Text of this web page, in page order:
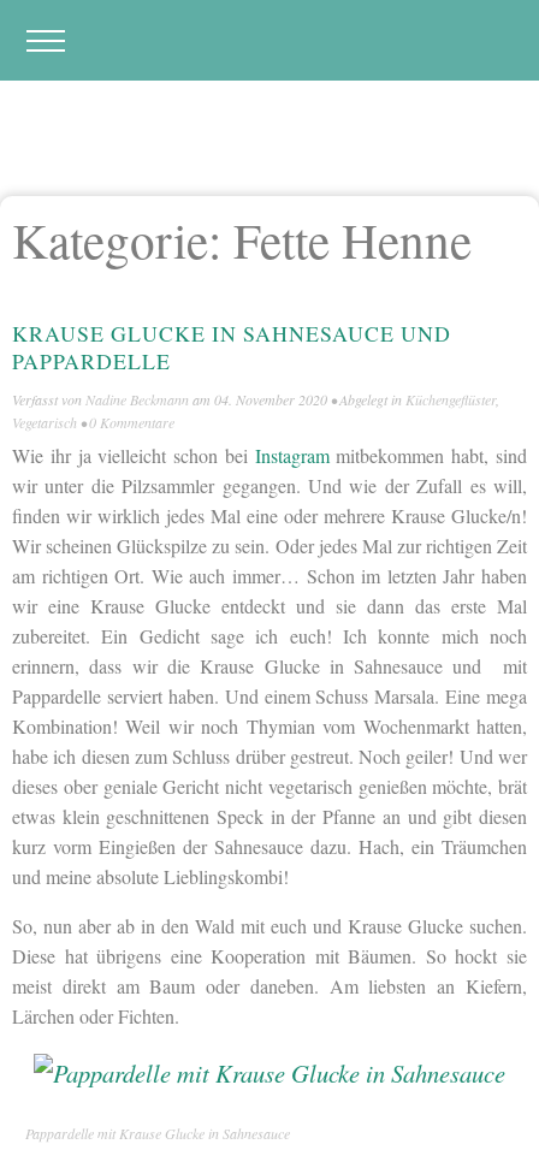
Kategorie: Fette Henne
KRAUSE GLUCKE IN SAHNESAUCE UND
PAPPARDELLE
Verfasst von Nadine Beckmann am 04. November 2020 • Abgelegt in Küchengeflüster,
Vegetarisch •0 Kommentare
Wie ihr ja vielleicht schon bei Instagrammitbekommen habt, sind
wir unter die Pilzsammler gegangen. Und wie der Zufall es will,
finden wir wirklich jedes Mal eine oder mehrere Krause Glucke/n!
Wir scheinen Glückspilze zu sein. Oder jedes Mal zur richtigen Zeit
am richtigen Ort. Wie auch immer… Schon im letzten Jahr haben
wir eine Krause Glucke entdeckt und sie dann das erste Mal
zubereitet. Ein Gedicht sage ich euch! Ich konnte mich noch
erinnern, dass wir die Krause Glucke in Sahnesauce und mit
Pappardelle serviert haben. Und einem Schuss Marsala. Eine mega
Kombination! Weil wir noch Thymian vom Wochenmarkt hatten,
habe ich diesen zum Schluss drüber gestreut. Noch geiler! Und wer
dieses ober geniale Gericht nicht vegetarisch genießen möchte, brät
etwas klein geschnittenen Speck in der Pfanne an und gibt diesen
kurz vorm Eingießen der Sahnesauce dazu. Hach, ein Träumchen
und meine absolute Lieblingskombi!
So, nun aber ab in den Wald mit euch und Krause Glucke suchen.
Diese hat übrigens eine Kooperation mit Bäumen. So hockt sie
meist direkt am Baum oder daneben. Am liebsten an Kiefern,
Lärchen oder Fichten.
Pappardelle mit Krause Glucke in Sahnesauce